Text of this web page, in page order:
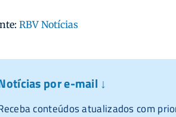
RBV Notícias
por e-mail ↓
conteúdos atualizados com